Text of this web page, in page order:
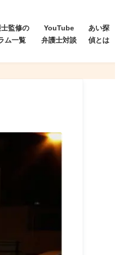
監修の
ム一覧
YouTube
弁護士対談
あい探
偵とは